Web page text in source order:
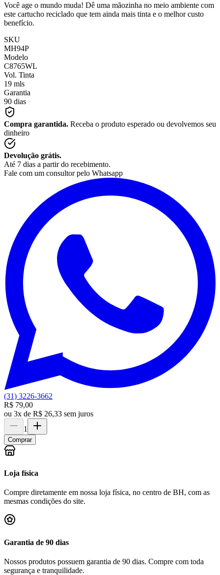
Você age o mundo muda! Dê uma mãozinha no meio ambiente com
este cartucho reciclado que tem ainda mais tinta e o melhor custo
benefício.
SKU
MH94P
Modelo
C8765WL
Vol. Tinta
19 mls
Garantia
90 dias
Compra garantida. Receba o produto esperado ou devolvemos seu
dinheiro
Devolução grátis.
Até 7 dias a partir do recebimento.
Fale com um consultor pelo Whatsapp
(31) 3226-3662
R$ 79,00
ou 3x de R$ 26,33 sem juros
1
Comprar
Loja física
Compre diretamente em nossa loja física, no centro de BH, com as
mesmas condições do site.
Garantia de 90 dias
Nossos produtos possuem garantia de 90 dias. Compre com toda
segurança e tranquilidade.